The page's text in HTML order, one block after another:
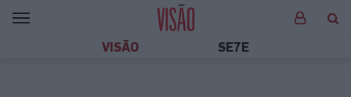
VISÃO SE7E